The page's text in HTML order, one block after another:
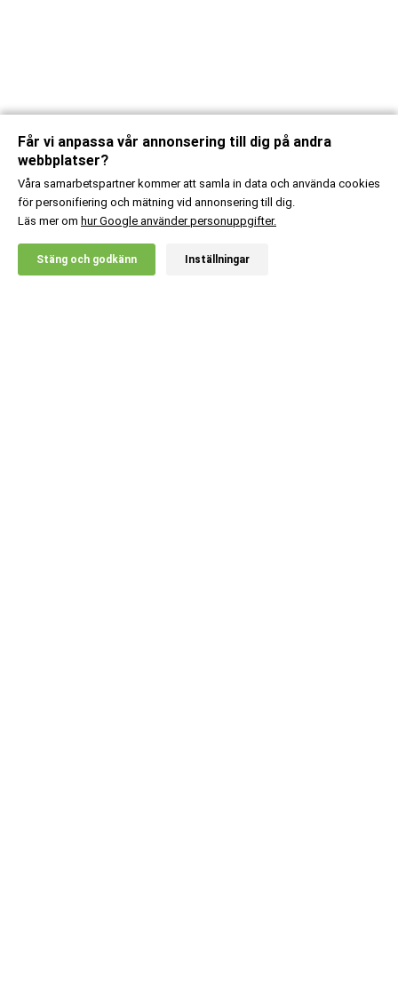
20% RABATT!
X
Får vi anpassa vår annonsering till dig på andra
webbplatser?
Våra samarbetspartner kommer att samla in data och använda cookies
för personifiering och mätning vid annonsering till dig.
Läs mer om hur Google använder personuppgifter.
Stäng och godkänn Inställningar